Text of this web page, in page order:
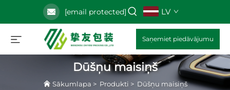
[email protected] LV
Saņemiet piedāvājumu
Dūšņu maisiņš
Sākumlapa > Produkti > Dūšņu maisiņš